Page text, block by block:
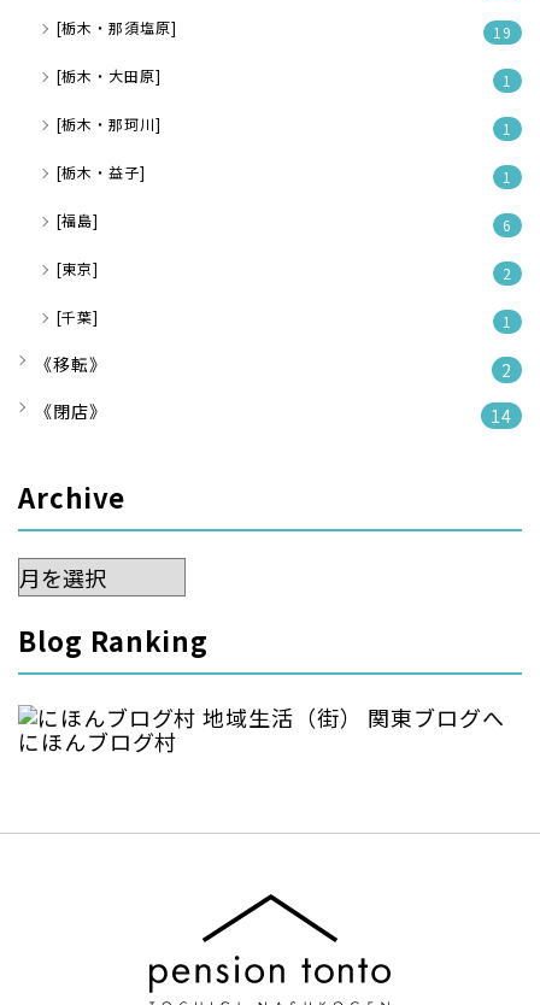
[栃木・那須塩原] 19
[栃木・大田原] 1
[栃木・那珂川] 1
[栃木・益子] 1
[福島] 6
[東京] 2
[千葉] 1
《移転》
2
《閉店》
14
Archive
Archive
Blog Ranking
にほんブログ村